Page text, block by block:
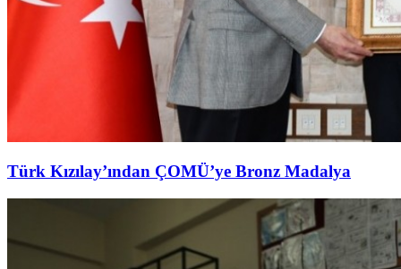
Türk Kızılay’ından ÇOMÜ’ye Bronz Madalya